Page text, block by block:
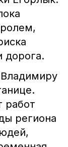
дорога.
работ
региона